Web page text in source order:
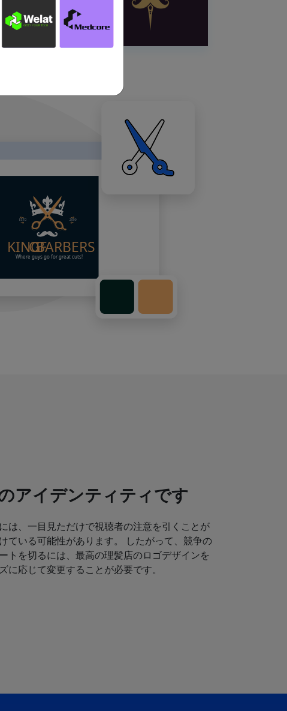
アイデンティティです
は、一目見ただけで視聴者の注意を引くことが
ている可能性があります。 したがって、競争の
トを切るには、最高の理髪店のロゴデザインを
に応じて変更することが必要です。